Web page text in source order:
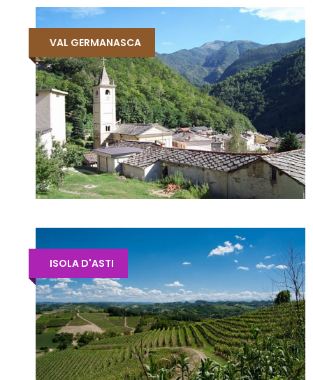
VAL GERMANASCA
ISOLA D'ASTI